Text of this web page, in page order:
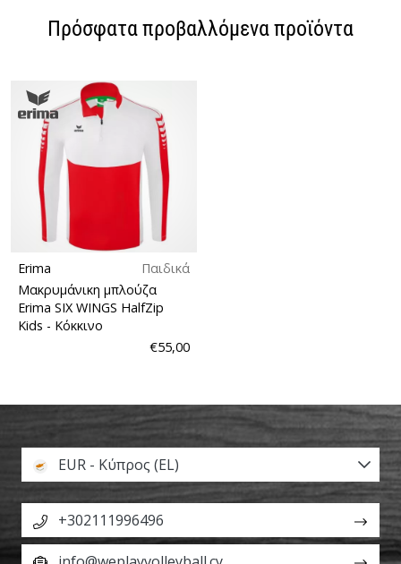
Πρόσφατα προβαλλόμενα προϊόντα
Erima
Παιδικά
Μακρυμάνικη μπλούζα
Erima SIX WINGS HalfZip
Kids - Κόκκινο
€55,00
EUR - Κύπρος (EL)
+302111996496